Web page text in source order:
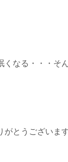
くなる・・・そ
がとうございま